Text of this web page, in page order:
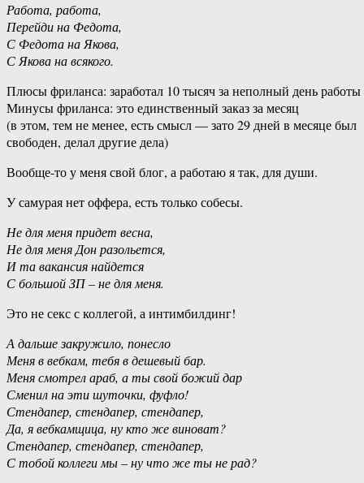
Работа, работа,
Перейди на Федота,
С Федота на Якова,
С Якова на всякого.
Плюсы фриланса: заработал 10 тысяч за неполный день работы
Минусы фриланса: это единственный заказ за месяц
(в этом, тем не менее, есть смысл — зато 29 дней в месяце был
свободен, делал другие дела)
Вообще-то у меня свой блог, а работаю я так, для души.
У самурая нет оффера, есть только собесы.
Не для меня придет весна,
Не для меня Дон разольется,
И та вакансия найдется
С большой ЗП – не для меня.
Это не секс с коллегой, а интимбилдинг!
А дальше закружило, понесло
Меня в вебкам, тебя в дешевый бар.
Меня смотрел араб, а ты свой божий дар
Сменил на эти шуточки, фуфло!
Стендапер, стендапер, стендапер,
Да, я вебкамщица, ну кто же виноват?
Стендапер, стендапер, стендапер,
С тобой коллеги мы – ну что же ты не рад?